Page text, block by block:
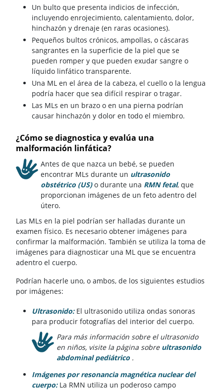
Un bulto que presenta indicios de infección,
incluyendo enrojecimiento, calentamiento, dolor,
hinchazón y drenaje (en raras ocasiones).
Pequeños bultos crónicos, ampollas, o cáscaras
sangrantes en la superficie de la piel que se
pueden romper y que pueden exudar sangre o
líquido linfático transparente.
Una ML en el área de la cabeza, el cuello o la lengua
podría hacer que sea difícil respirar o tragar.
Las MLs en un brazo o en una pierna podrían
causar hinchazón y dolor en todo el miembro.
¿Cómo se diagnostica y evalúa una
malformación linfática?
Antes de que nazca un bebé, se pueden
encontrar MLs durante un ultrasonido
obstétrico (US)o durante una RMN fetal, que
proporcionan imágenes de un feto adentro del
útero.
Las MLs en la piel podrían ser halladas durante un
examen físico. Es necesario obtener imágenes para
confirmar la malformación. También se utiliza la toma de
imágenes para diagnosticar una ML que se encuentra
adentro el cuerpo.
Podrían hacerle uno, o ambos, de los siguientes estudios
por imágenes:
Ultrasonido:El ultrasonido utiliza ondas sonoras
para producir fotografías del interior del cuerpo.
Para más información sobre el ultrasonido
en niños, visite la página sobre ultrasonido
abdominal pediátrico .
Imágenes por resonancia magnética nuclear del
cuerpo:La RMN utiliza un poderoso campo